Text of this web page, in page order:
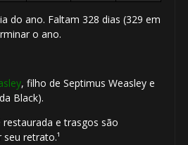
do ano. Faltam 328 dias (329 em
o ano.
, filho de Septimus Weasley e
Black).
restaurada e trasgos são
retrato.¹